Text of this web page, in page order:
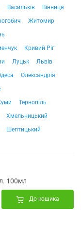
Васильків
Вінниця
Житомир
Кривий Ріг
Луцьк
Львів
Олександрія
Тернопіль
Хмельницький
Шептицький
100мл
До кошика